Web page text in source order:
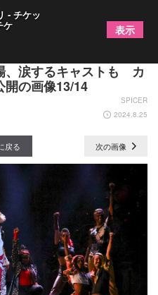
リジナル版演出家のマ
、涙するキャストも カ
開の画像13/14
SPICER
2024.8.25
戻る 次の画像
- チケッ
ケ 表示